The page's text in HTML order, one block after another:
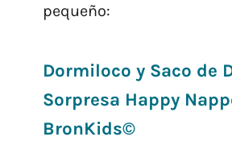
pequeño:
Dormiloco y Saco de
Sorpresa Happy
BronKids©